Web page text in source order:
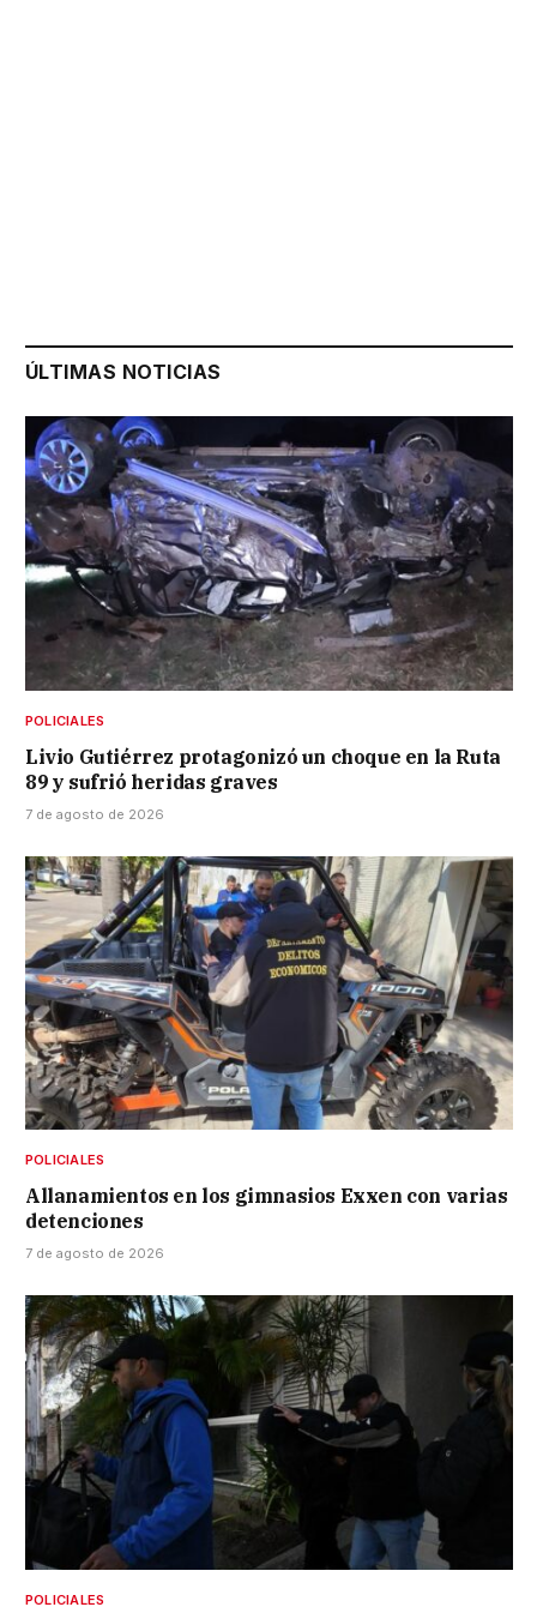
ÚLTIMAS NOTICIAS
POLICIALES
Livio Gutiérrez protagonizó un choque en la Ruta
89 y sufrió heridas graves
7 de agosto de 2026
POLICIALES
Allanamientos en los gimnasios Exxen con varias
detenciones
7 de agosto de 2026
POLICIALES